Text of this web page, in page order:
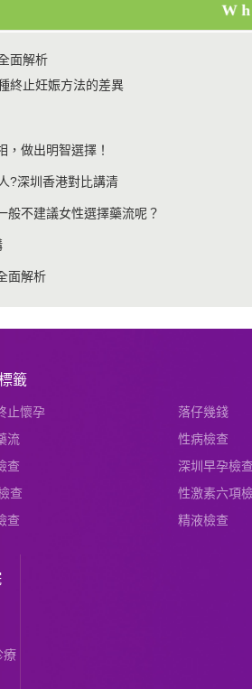
面解析
終止妊娠方法的差異
，做出明智選擇！
?深圳香港對比講清
般不建議女性選擇藥流呢？
面解析
籤
止懷孕
落仔幾錢
流
性病檢查
查
深圳早孕檢
查
性激素六項
查
精液檢查
療